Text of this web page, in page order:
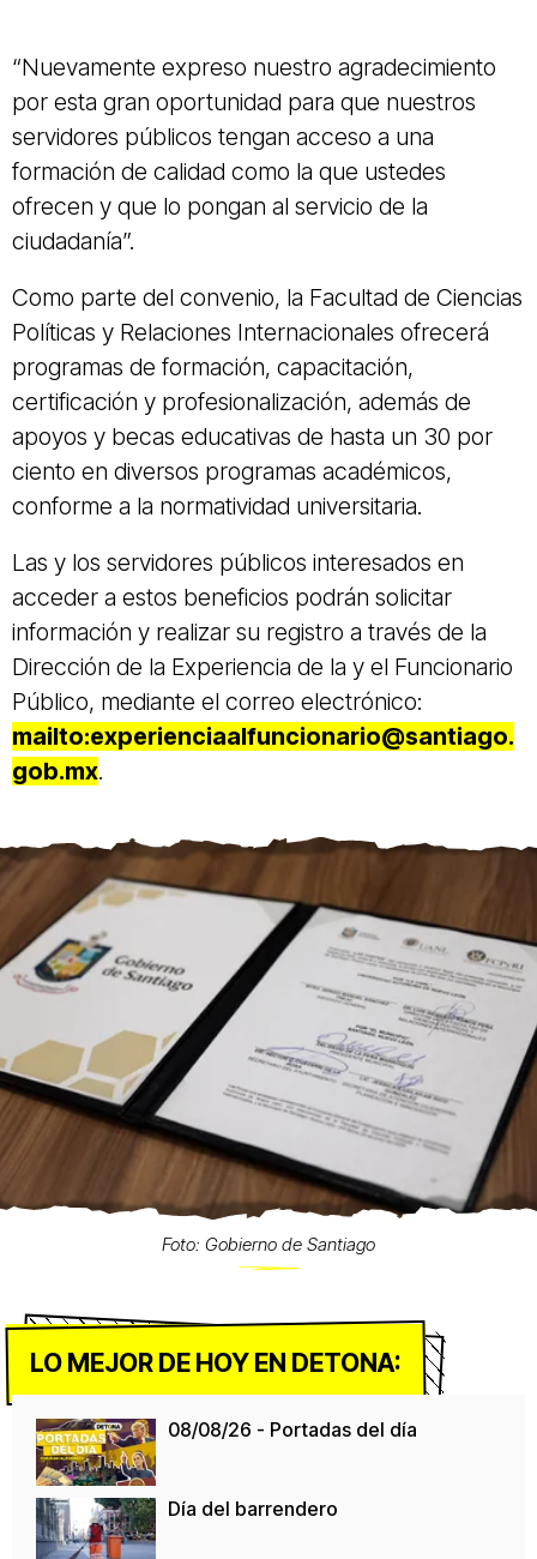
“Nuevamente expreso nuestro agradecimiento
por esta gran oportunidad para que nuestros
servidores públicos tengan acceso a una
formación de calidad como la que ustedes
ofrecen y que lo pongan al servicio de la
ciudadanía”.
Como parte del convenio, la Facultad de Ciencias
Políticas y Relaciones Internacionales ofrecerá
programas de formación, capacitación,
certificación y profesionalización, además de
apoyos y becas educativas de hasta un 30 por
ciento en diversos programas académicos,
conforme a la normatividad universitaria.
Las y los servidores públicos interesados en
acceder a estos beneficios podrán solicitar
información y realizar su registro a través de la
Dirección de la Experiencia de la y el Funcionario
Público, mediante el correo electrónico:
mailto:experienciaalfuncionario@santiago.
gob.mx.
Foto: Gobierno de Santiago
LO MEJOR DE HOY EN DETONA:
08/08/26 - Portadas del día
Día del barrendero